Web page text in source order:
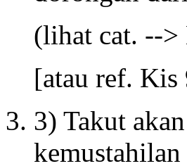
(lihat cat. --
[atau ref. Kis
3) Takut